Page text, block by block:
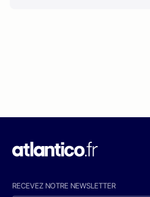
RECEVEZ NOTRE NEWSLETTER